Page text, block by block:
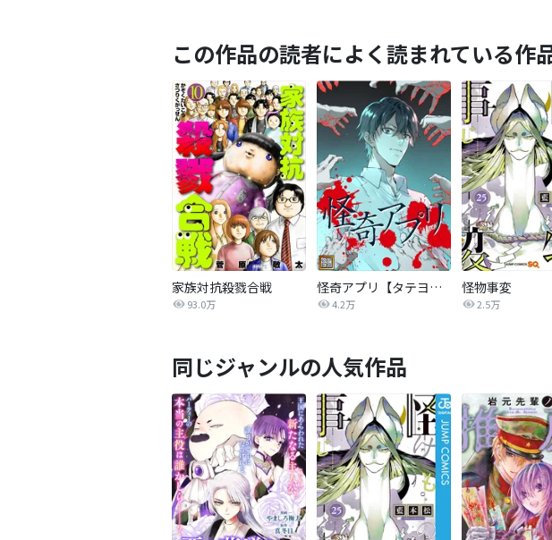
この作品の読者によく読まれている作
家族対抗殺戮合戦
93.0万
怪奇アプリ【タテヨミ】
4.2万
怪物事変
2.5万
同じジャンルの人気作品